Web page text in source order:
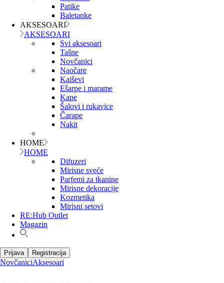
Patike
Baletanke
AKSESOARI
AKSESOARI
Svi aksesoari
Tašne
Novčanici
Naočare
Kaiševi
Ešarpe i marame
Kape
Šalovi i rukavice
Čarape
Nakit
HOME
HOME
Difuzeri
Mirisne sveće
Parfemi za tkanine
Mirisne dekoracije
Kozmetika
Mirisni setovi
RE:Hub Outlet
Magazin
Prijava Registracija
NovčaniciAksesoari